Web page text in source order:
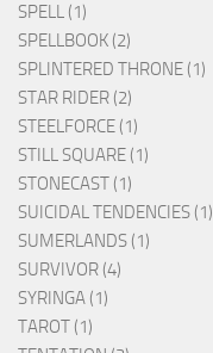
SPELL (1)
SPELLBOOK (2)
SPLINTERED THRONE (1)
STAR RIDER (2)
STEELFORCE (1)
STILL SQUARE (1)
STONECAST (1)
SUICIDAL TENDENCIES (1)
SUMERLANDS (1)
SURVIVOR (4)
SYRINGA (1)
TAROT (1)